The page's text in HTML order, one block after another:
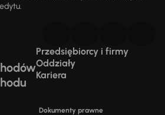
Przedsiębiorcy i firmy
Oddziały
Kariera
Dokumenty prawne